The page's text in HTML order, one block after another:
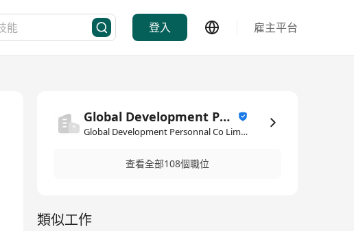
登入 雇主平台
Global Development Personnal Co Limited
Global Development Personnal Co Limited·人力資源管理/顧問
查看全部108個職位
類似工作